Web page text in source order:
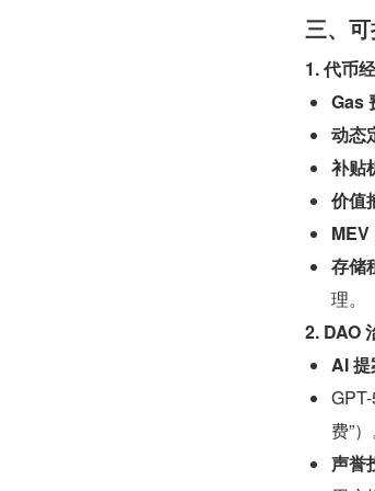
三、
1. 代币
Gas
动态
补贴
价值
MEV
存储
理。
2. DAO
AI
费”）
声誉